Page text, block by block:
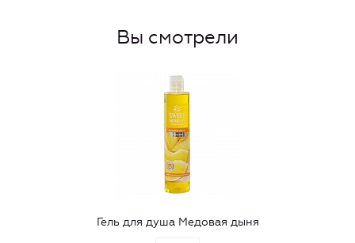
Вы смотрели
Гель для душа Медовая дыня